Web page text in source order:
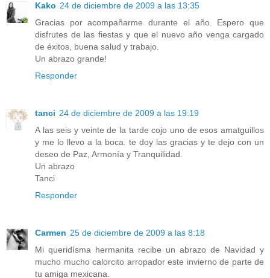
Kako 24 de diciembre de 2009 a las 13:35
Gracias por acompañarme durante el año. Espero que
disfrutes de las fiestas y que el nuevo año venga cargado
de éxitos, buena salud y trabajo.
Un abrazo grande!
Responder
tanci 24 de diciembre de 2009 a las 19:19
A las seis y veinte de la tarde cojo uno de esos amatguillos
y me lo llevo a la boca. te doy las gracias y te dejo con un
deseo de Paz, Armonía y Tranquilidad.
Un abrazo
Tanci
Responder
Carmen 25 de diciembre de 2009 a las 8:18
Mi queridísma hermanita recibe un abrazo de Navidad y
mucho mucho calorcito arropador este invierno de parte de
tu amiga mexicana.